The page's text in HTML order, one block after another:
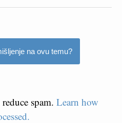
na ovu temu?
spam. Learn how